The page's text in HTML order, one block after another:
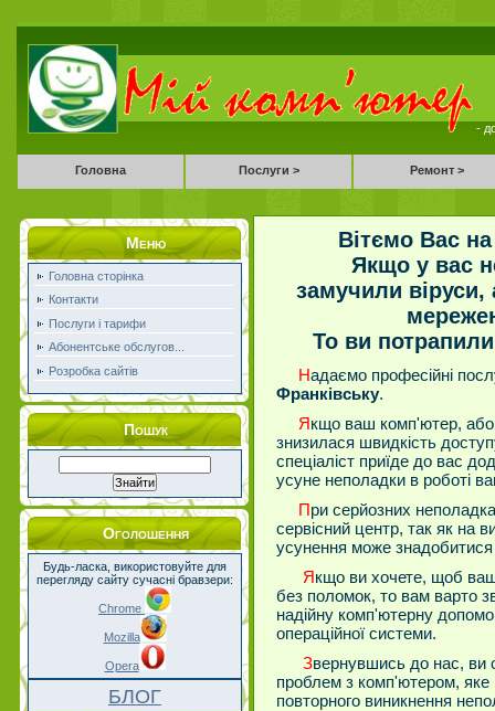
-
Головна Послуги > Ремонт >
Меню
Головна сторінка
Контакти
Послуги і тарифи
Абонентське обслугов...
Розробка сайтів
Пошук
Оголошення
Будь-ласка, використовуйте для
перегляду сайту сучасні бравзери:
Chrome
Mozilla
Opera
БЛОГ
Вітємо Вас
Якщо у вас
замучили
То ви
Надаємо професійні
Франківську.
Якщо ваш комп'ютер, або
знизилася швидкість
спеціаліст приїде до вас
усуне неполадки в роботі
При серйозних
сервісний центр, так як на
усунення може
Якщо ви хочете, щоб
без поломок, то вам варто
надійну комп'ютерну
операційної системи.
Звернувшись до нас, ви
проблем з комп'ютером, яке
повторного виникнення